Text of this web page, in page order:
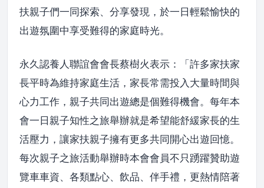
扶親子們一同探索、分享發現，於一日輕鬆愉快的
出遊氛圍中享受難得的家庭時光。
永久認養人聯誼會會長蔡樹火表示：「許多家扶家
長平時為維持家庭生活，家長常需投入大量時間與
心力工作，親子共同出遊總是個難得機會。每年本
會一日親子知性之旅舉辦就是希望能舒緩家長的生
活壓力，讓家扶親子擁有更多共同開心出遊回憶。
每次親子之旅活動舉辦時本會會員不只踴躍贊助遊
覽車車資、各類點心、飲品、伴手禮，更熱情陪著